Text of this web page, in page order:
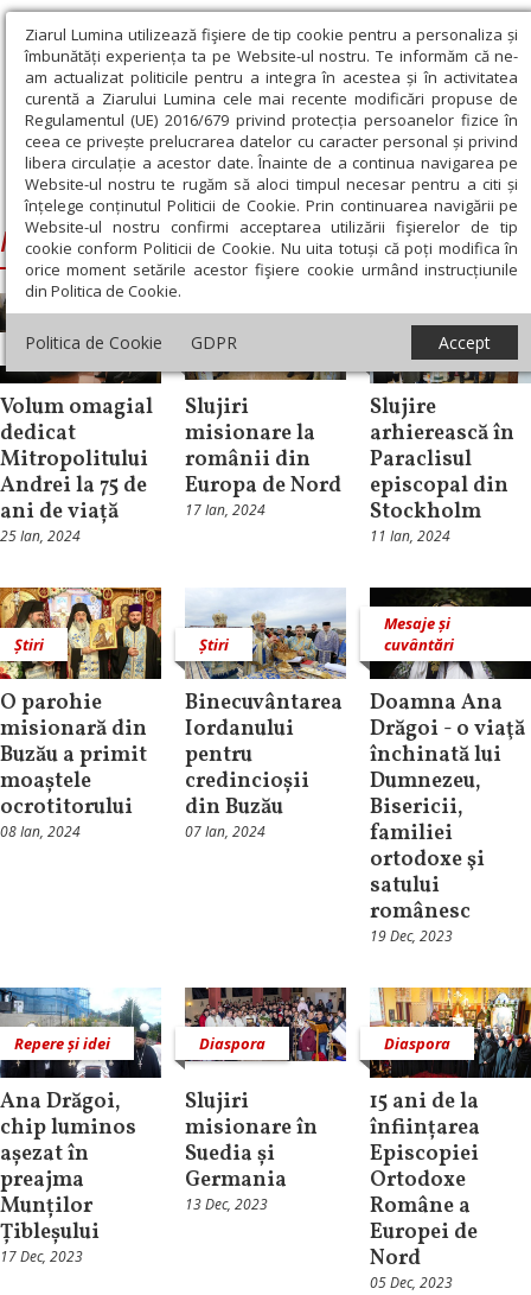
Ziarul Lumina utilizează fişiere de tip cookie pentru a personaliza și
îmbunătăți experiența ta pe Website-ul nostru. Te informăm că ne-
am actualizat politicile pentru a integra în acestea și în activitatea
curentă a Ziarului Lumina cele mai recente modificări propuse de
Regulamentul (UE) 2016/679 privind protecția persoanelor fizice în
ceea ce privește prelucrarea datelor cu caracter personal și privind
libera circulație a acestor date. Înainte de a continua navigarea pe
Website-ul nostru te rugăm să aloci timpul necesar pentru a citi și
înțelege conținutul Politicii de Cookie. Prin continuarea navigării pe
Website-ul nostru confirmi acceptarea utilizării fişierelor de tip
cookie conform Politicii de Cookie. Nu uita totuși că poți modifica în
orice moment setările acestor fişiere cookie urmând instrucțiunile
din Politica de Cookie.
Politica de Cookie GDPR Accept
Ziarul Lumina › Macarie, Episcopul Europei de Nord
Macarie, Episcopul Europei de Nord
Știri
Volum omagial
dedicat
Mitropolitului
Andrei la 75 de
ani de viață
25 Ian, 2024
Diaspora
Slujiri
misionare la
românii din
Europa de Nord
17 Ian, 2024
Diaspora
Slujire
arhierească în
Paraclisul
episcopal din
Stockholm
11 Ian, 2024
Știri
O parohie
misionară din
Buzău a primit
moaștele
ocrotitorului
08 Ian, 2024
Știri
Binecuvântarea
Iordanului
pentru
credincioșii
din Buzău
07 Ian, 2024
Mesaje și
cuvântări
Doamna Ana
Drăgoi - o viaţă
închinată lui
Dumnezeu,
Bisericii,
familiei
ortodoxe şi
satului
românesc
19 Dec, 2023
Repere și idei
Ana Drăgoi,
chip luminos
așezat în
preajma
Munților
Țibleșului
17 Dec, 2023
Diaspora
Slujiri
misionare în
Suedia și
Germania
13 Dec, 2023
Diaspora
15 ani de la
înființarea
Episcopiei
Ortodoxe
Române a
Europei de
Nord
05 Dec, 2023